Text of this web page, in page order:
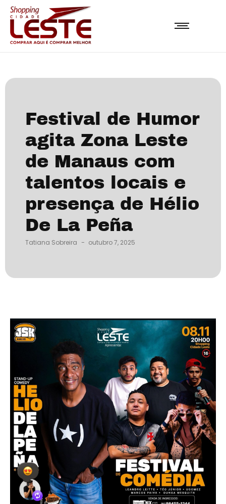
Festival de Humor
agita Zona Leste
de Manaus com
talentos locais e
presença de Hélio
De La Peña
Tatiana Sobreira - outubro 7, 2025